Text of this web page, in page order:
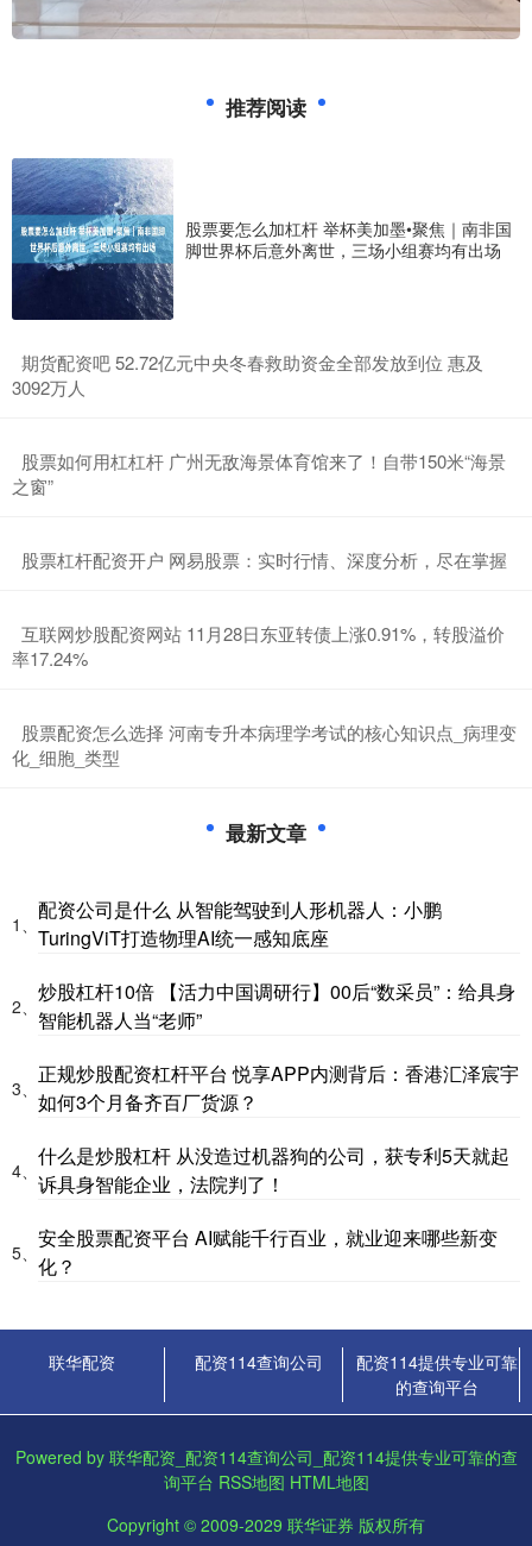
推荐阅读
股票要怎么加杠杆 举杯美加墨•聚焦｜南非国
脚世界杯后意外离世，三场小组赛均有出场
​期货配资吧 52.72亿元中央冬春救助资金全部发放到位 惠及
3092万人
​股票如何用杠杠杆 广州无敌海景体育馆来了！自带150米“海景
之窗”
​股票杠杆配资开户 网易股票：实时行情、深度分析，尽在掌握
​互联网炒股配资网站 11月28日东亚转债上涨0.91%，转股溢价
率17.24%
​股票配资怎么选择 河南专升本病理学考试的核心知识点_病理变
化_细胞_类型
最新文章
1、
配资公司是什么 从智能驾驶到人形机器人：小鹏
TuringViT打造物理AI统一感知底座
2、
炒股杠杆10倍 【活力中国调研行】00后“数采员”：给具身
智能机器人当“老师”
3、
正规炒股配资杠杆平台 悦享APP内测背后：香港汇泽宸宇
如何3个月备齐百厂货源？
4、
什么是炒股杠杆 从没造过机器狗的公司，获专利5天就起
诉具身智能企业，法院判了！
5、
安全股票配资平台 AI赋能千行百业，就业迎来哪些新变
化？
联华配资 配资114查询公司
配资114提供专业可靠
的查询平台
Powered by 联华配资_配资114查询公司_配资114提供专业可靠的查
询平台 RSS地图 HTML地图
Copyright © 2009-2029 联华证券 版权所有